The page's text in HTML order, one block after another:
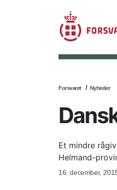
Forsvaret Nyheder
Et mindre
Helmand-
16. december,